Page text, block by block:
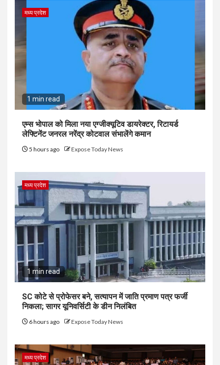
मध्य प्रदेश
1 min read
एम्स भोपाल को मिला नया एग्जीक्यूटिव डायरेक्टर, रिटायर्ड
लेफ्टिनेंट जनरल नरेंद्र कोटवाल संभालेंगे कमान
5 hours ago Expose Today News
मध्य प्रदेश
1 min read
SC कोटे से प्रोफेसर बने, सत्यापन में जाति प्रमाण पत्र फर्जी
निकला; सागर यूनिवर्सिटी के डीन निलंबित
6 hours ago Expose Today News
मध्य प्रदेश